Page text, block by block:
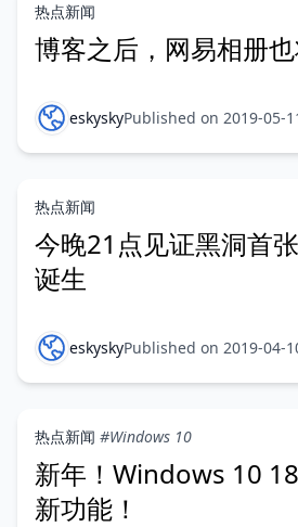
热点新闻
博客之后，网易相册
eskyskyPublished on 2019-05-
热点新闻
今晚21点见证黑洞首
诞生
eskyskyPublished on 2019-04-
热点新闻 #Windows 10
新年！Windows 10
新功能！